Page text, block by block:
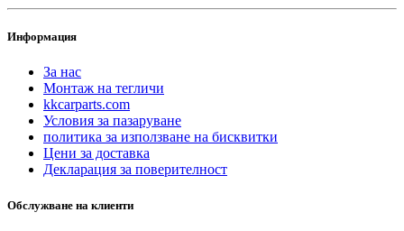
Информация
За нас
Монтаж на тегличи
kkcarparts.com
Условия за пазаруване
политика за използване на бисквитки
Цени за доставка
Декларация за поверителност
Обслужване на клиенти